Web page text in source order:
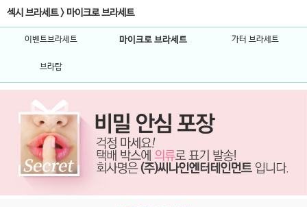
섹시 브라세트> 마이크로 브라세트
이벤트브라세트 마이크로 브라세트 가터 브라세트
브라탑